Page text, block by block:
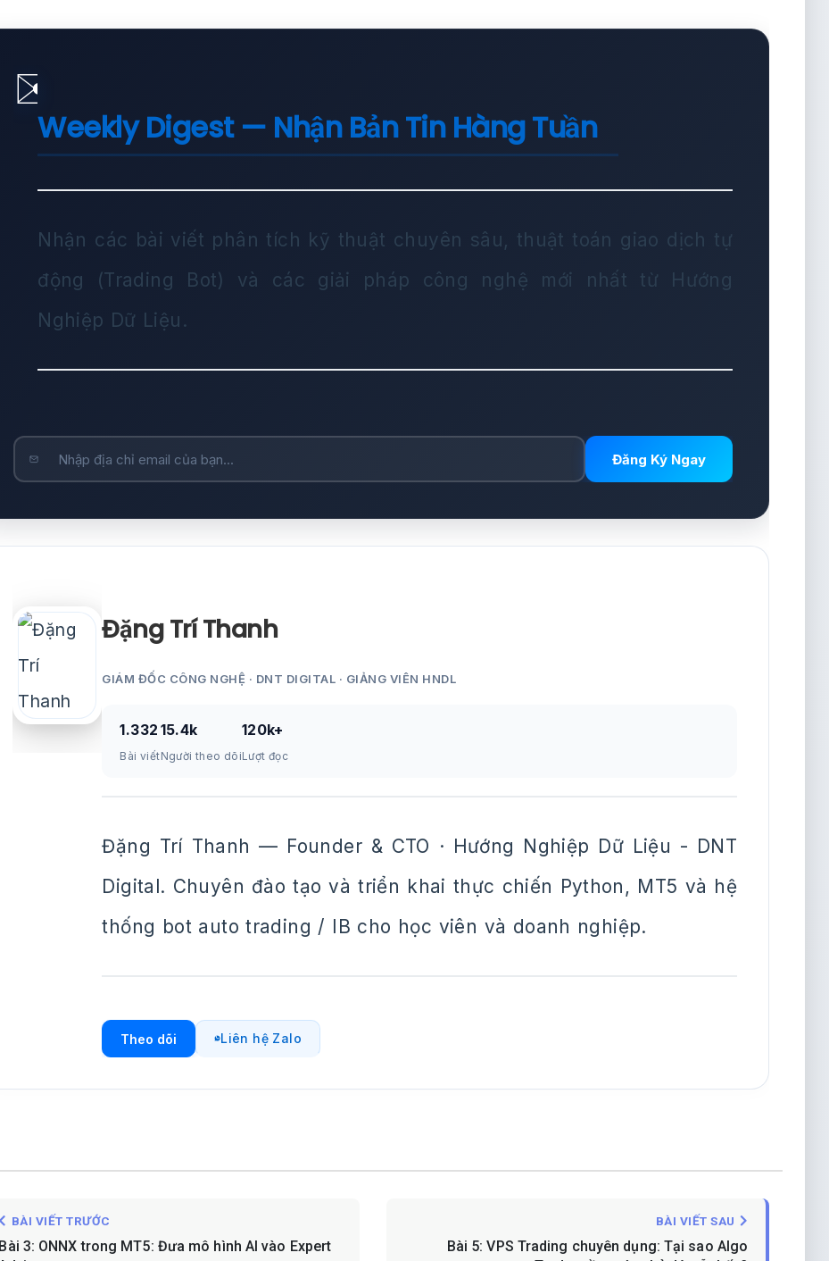
✉️
Weekly Digest — Nhận Bản Tin Hàng Tuần
Nhận các bài viết phân tích kỹ thuật chuyên sâu, thuật toán giao dịch tự
động (Trading Bot) và các giải pháp công nghệ mới nhất từ Hướng
Nghiệp Dữ Liệu.
Đăng Ký Ngay
Đặng Trí Thanh
GIÁM ĐỐC CÔNG NGHỆ · DNT DIGITAL · GIẢNG VIÊN HNDL
1.332
Bài viết
15.4k
Người theo dõi
120k+
Lượt đọc
Đặng Trí Thanh — Founder & CTO · Hướng Nghiệp Dữ Liệu - DNT
Digital. Chuyên đào tạo và triển khai thực chiến Python, MT5 và hệ
thống bot auto trading / IB cho học viên và doanh nghiệp.
Theo dõi Liên hệ Zalo
BÀI VIẾT TRƯỚC
Bài 3: ONNX trong MT5: Đưa mô hình AI vào Expert
BÀI VIẾT SAU
Bài 5: VPS Trading chuyên dụng: Tại sao Algo